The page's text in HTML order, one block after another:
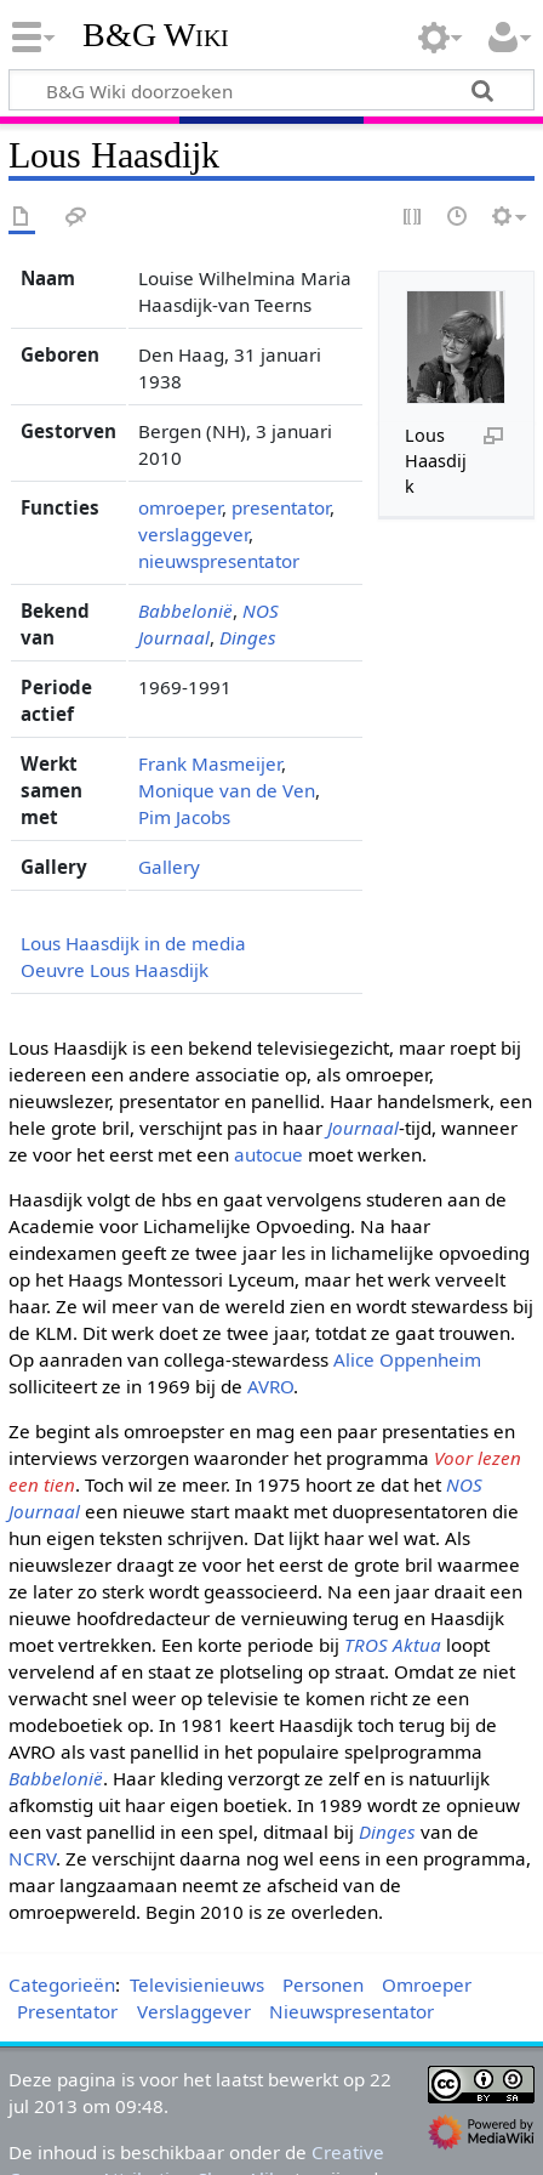
B&G Wiki
Lous Haasdijk
Lous
Haasdij
k
Naam
Louise Wilhelmina Maria
Haasdijk-van Teerns
Geboren
Den Haag, 31 januari
1938
Gestorven
Bergen (NH), 3 januari
2010
Functies omroeper, presentator,
verslaggever,
nieuwspresentator
Bekend
van
Babbelonië, NOS
Journaal, Dinges
Periode
actief
1969-1991
Werkt
samen
met
Frank Masmeijer,
Monique van de Ven,
Pim Jacobs
Gallery Gallery
Lous Haasdijk in de media
Oeuvre Lous Haasdijk
Lous Haasdijk is een bekend televisiegezicht, maar roept bij
iedereen een andere associatie op, als omroeper,
nieuwslezer, presentator en panellid. Haar handelsmerk, een
hele grote bril, verschijnt pas in haar Journaal-tijd, wanneer
ze voor het eerst met een autocue moet werken.
Haasdijk volgt de hbs en gaat vervolgens studeren aan de
Academie voor Lichamelijke Opvoeding. Na haar
eindexamen geeft ze twee jaar les in lichamelijke opvoeding
op het Haags Montessori Lyceum, maar het werk verveelt
haar. Ze wil meer van de wereld zien en wordt stewardess bij
de KLM. Dit werk doet ze twee jaar, totdat ze gaat trouwen.
Op aanraden van collega-stewardess Alice Oppenheim
solliciteert ze in 1969 bij de AVRO.
Ze begint als omroepster en mag een paar presentaties en
interviews verzorgen waaronder het programma Voor lezen
een tien. Toch wil ze meer. In 1975 hoort ze dat hetNOS
Journaaleen nieuwe start maakt met duopresentatoren die
hun eigen teksten schrijven. Dat lijkt haar wel wat. Als
nieuwslezer draagt ze voor het eerst de grote bril waarmee
ze later zo sterk wordt geassocieerd. Na een jaar draait een
nieuwe hoofdredacteur de vernieuwing terug en Haasdijk
moet vertrekken. Een korte periode bij TROS Aktualoopt
vervelend af en staat ze plotseling op straat. Omdat ze niet
verwacht snel weer op televisie te komen richt ze een
modeboetiek op. In 1981 keert Haasdijk toch terug bij de
AVRO als vast panellid in het populaire spelprogramma
Babbelonië. Haar kleding verzorgt ze zelf en is natuurlijk
afkomstig uit haar eigen boetiek. In 1989 wordt ze opnieuw
een vast panellid in een spel, ditmaal bij Dinges van de
NCRV. Ze verschijnt daarna nog wel eens in een programma,
maar langzaamaan neemt ze afscheid van de
omroepwereld. Begin 2010 is ze overleden.
Categorieën: Televisienieuws Personen
Omroeper
Presentator
Verslaggever Nieuwspresentator
Deze pagina is voor het laatst bewerkt op 22
jul 2013 om 09:48.
De inhoud is beschikbaar onder de Creative